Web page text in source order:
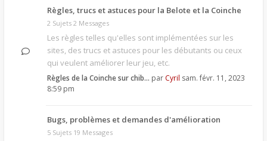
Règles, trucs et astuces pour la Belote et la Coinche
2 Sujets 2 Messages
Les règles telles qu'elles sont implémentées sur les
sites, des trucs et astuces pour les débutants ou ceux
qui veulent améliorer leur jeu, etc.
Règles de la Coinche sur chib… par Cyril sam. févr. 11, 2023
8:59 pm
Bugs, problèmes et demandes d'amélioration
5 Sujets 19 Messages